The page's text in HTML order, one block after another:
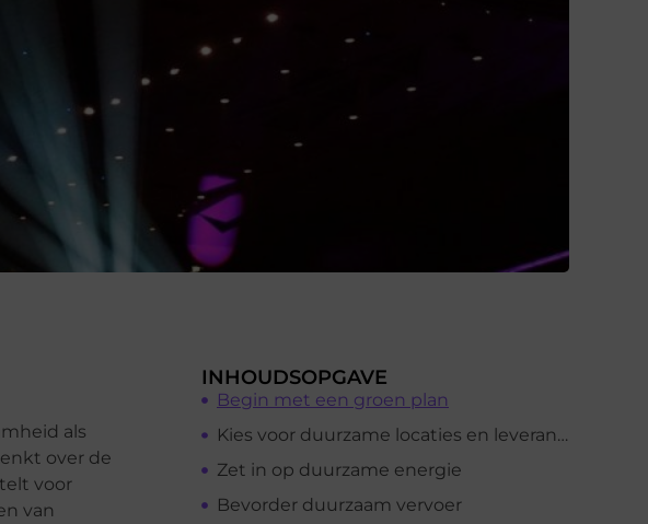
als
over de
voor
van
INHOUDSOPGAVE
Begin met een groen plan
Kies voor duurzame locaties en leveranciers
Zet in op duurzame energie
Bevorder duurzaam vervoer